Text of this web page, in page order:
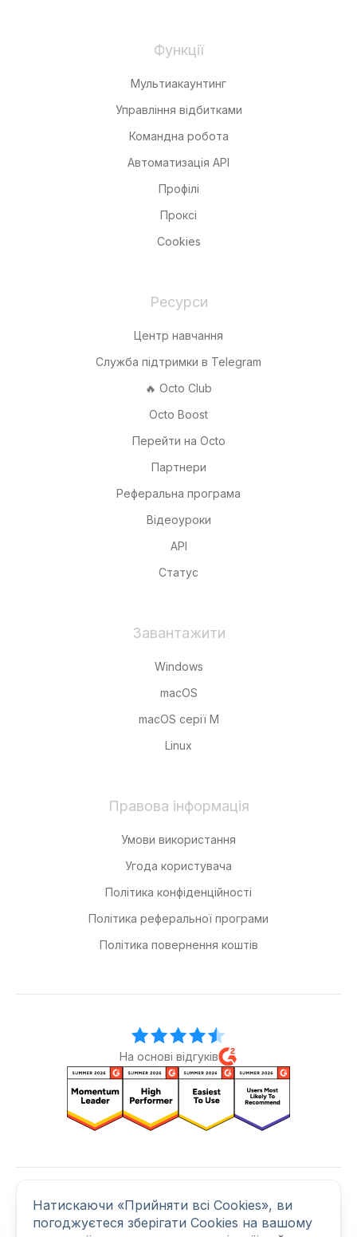
Натискаючи «Прийняти всі Cookies», ви
погоджуєтеся зберігати Cookies на вашому
Функції
Мультиакаунтинг
Управління відбитками
Командна робота
Автоматизація API
Профілі
Проксі
Cookies
Ресурси
Центр навчання
Служба підтримки в Telegram
🔥 Octo Club
Octo Boost
Перейти на Octo
Партнери
Реферальна програма
Відеоуроки
API
Статус
Завантажити
Windows
macOS
macOS серії M
Linux
Правова інформація
Умови використання
Угода користувача
Політика конфіденційності
Політика реферальної програми
Політика повернення коштів
На основі відгуків
Приєднуйтеся до нас